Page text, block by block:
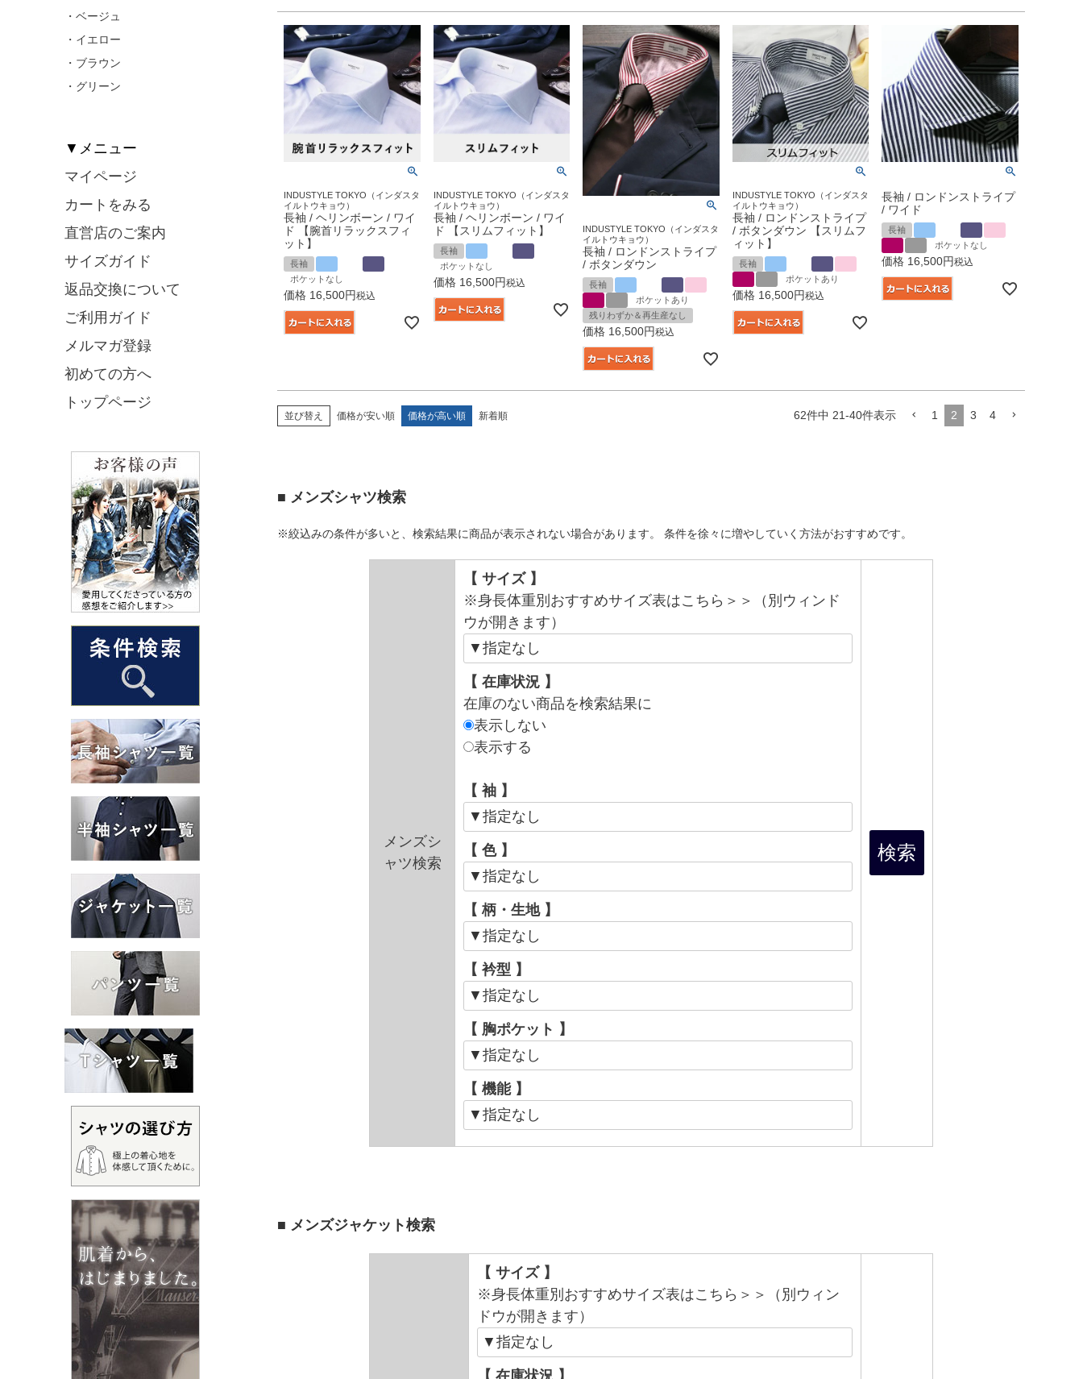
・ベージュ
・イエロー
・ブラウン
・グリーン
▼メニュー
マイページ
カートをみる
直営店のご案内
サイズガイド
返品交換について
ご利用ガイド
メルマガ登録
初めての方へ
トップページ
INDUSTYLE TOKYO（インダスタ
イルトウキョウ）
長袖 / ヘリンボーン / ワイ
ド 【腕首リラックスフィ
ット】
長袖
ポケットなし
価格 16,500 税込
INDUSTYLE TOKYO（インダスタ
イルトウキョウ）
長袖 / ヘリンボーン / ワイ
ド 【スリムフィット】
長袖
ポケットなし
価格 16,500 税込
INDUSTYLE TOKYO（インダスタ
イルトウキョウ）
長袖 / ロンドンストライプ
/ ボタンダウン
長袖
ポケットあり
残りわずか＆再生産なし
価格 16,500 税込
INDUSTYLE TOKYO（インダスタ
イルトウキョウ）
長袖 / ロンドンストライプ
/ ボタンダウン 【スリムフ
ィット】
長袖
ポケットあり
価格 16,500 税込
長袖 / ロンドンストライプ
/ ワイド
長袖
ポケットなし
価格 16,500 税込
並び替え 価格が安い順 価格が高い順 新着順 62件中 21-40件表示 1 2 3 4
■ メンズシャツ検索
※絞込みの条件が多いと、検索結果に商品が表示されない場合があります。 条件を徐々に増やしていく方法がおすすめです。
メンズシ
ャツ検索
【 サイズ 】
※身長体重別おすすめサイズ表はこちら＞＞（別ウィンド
ウが開きます）
【 在庫状況 】
在庫のない商品を検索結果に
表示しない
表示する
【 袖 】
【 色 】
【 柄・生地 】
【 衿型 】
【 胸ポケット 】
【 機能 】
■ メンズジャケット検索
【 サイズ 】
※身長体重別おすすめサイズ表はこちら＞＞（別ウィン
ドウが開きます）
【 在庫状況 】